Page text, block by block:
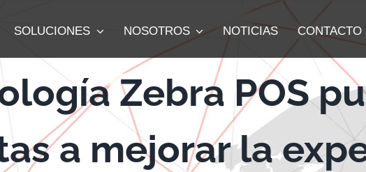
SOLUCIONES NOSOTROS NOTICIAS CONTACTO
Zebra POS
a mejorar la